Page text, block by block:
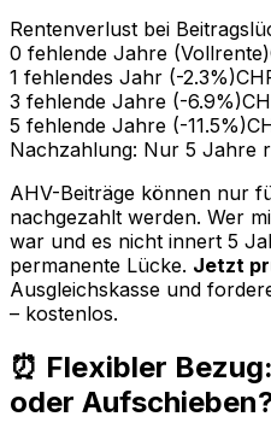
Rentenverlust bei
0 fehlende Jahre (Vollrente)
1 fehlendes Jahr (-2.3%)
3 fehlende Jahre (-6.9%)
5 fehlende Jahre (-11.5%)
Nachzahlung: Nur 5 Jahre
AHV-Beiträge können nur
nachgezahlt werden. Wer
war und es nicht innert 5
permanente Lücke. Jetzt
Ausgleichskasse und
– kostenlos.
⏰ Flexibler
oder